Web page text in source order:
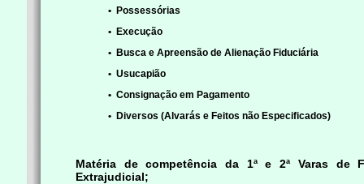
• Possessórias
• Execução
• Busca e Apreensão de Alienação Fiduciária
• Usucapião
• Consignação em Pagamento
• Diversos (Alvarás e Feitos não Especificados)
Matéria de competência da 1ª e 2ª Varas de
Extrajudicial;